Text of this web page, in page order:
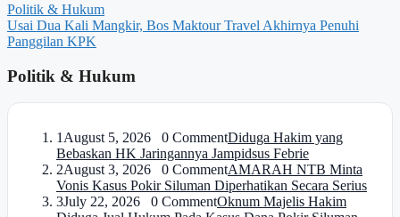
Politik & Hukum
Usai Dua Kali Mangkir, Bos Maktour Travel Akhirnya Penuhi
Panggilan KPK
Politik & Hukum
1 August 5, 2026 0 CommentDiduga Hakim yang
Bebaskan HK Jaringannya Jampidsus Febrie
2August 3, 2026 0 CommentAMARAH NTB Minta
Vonis Kasus Pokir Siluman Diperhatikan Secara Serius
3July 22, 2026 0 CommentOknum Majelis Hakim